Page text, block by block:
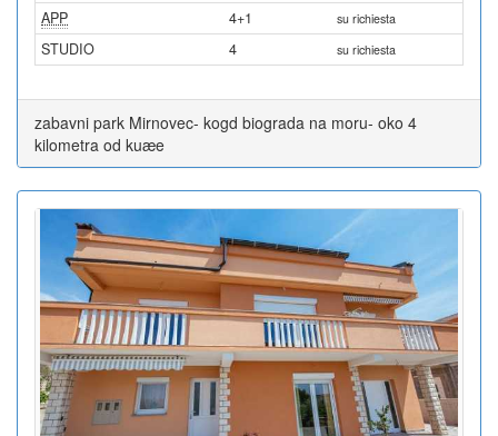
APP 4+1 su richiesta
STUDIO 4 su richiesta
zabavni park Mirnovec- kogd biograda na moru- oko 4
kilometra od kuæe